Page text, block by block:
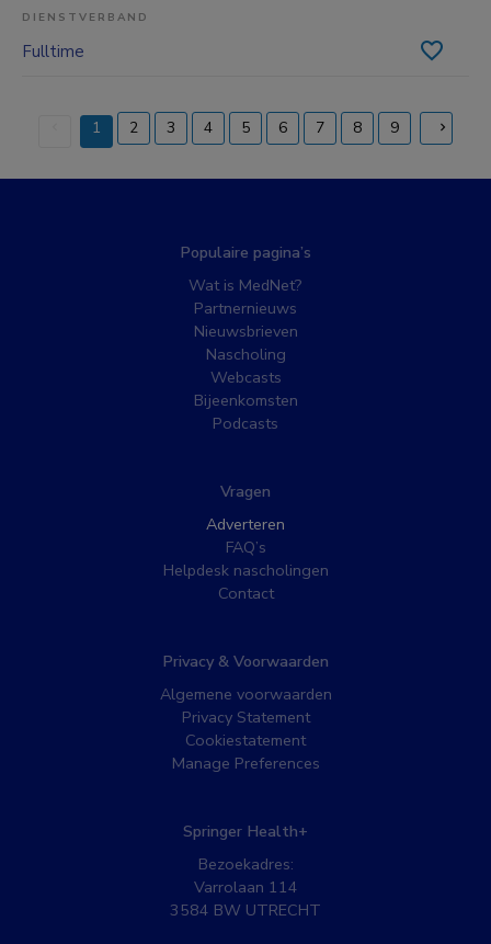
DIENSTVERBAND
Fulltime
1
(current)
2 3 4 5 6 7 8 9
Populaire pagina’s
Wat is MedNet?
Partnernieuws
Nieuwsbrieven
Nascholing
Webcasts
Bijeenkomsten
Podcasts
Vragen
Adverteren
FAQ’s
Helpdesk nascholingen
Contact
Privacy & Voorwaarden
Algemene voorwaarden
Privacy Statement
Cookiestatement
Manage Preferences
Springer Health+
Bezoekadres:
Varrolaan 114
3584 BW UTRECHT